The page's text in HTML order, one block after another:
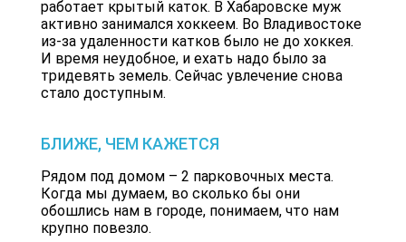
работает крытый каток. В Хабаровске муж
активно занимался хоккеем. Во Владивостоке
из-за удаленности катков было не до хоккея.
И время неудобное, и ехать надо было за
тридевять земель. Сейчас увлечение снова
стало доступным.
БЛИЖЕ, ЧЕМ КАЖЕТСЯ
Рядом под домом – 2 парковочных места.
Когда мы думаем, во сколько бы они
обошлись нам в городе, понимаем, что нам
крупно повезло.